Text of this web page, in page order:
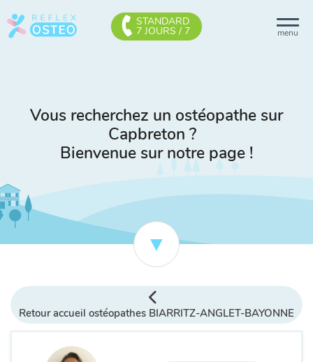
menu
STANDARD
7 JOURS / 7
Vous recherchez un ostéopathe sur
Capbreton ?
Bienvenue sur notre page !
Retour accueil ostéopathes BIARRITZ-ANGLET-BAYONNE